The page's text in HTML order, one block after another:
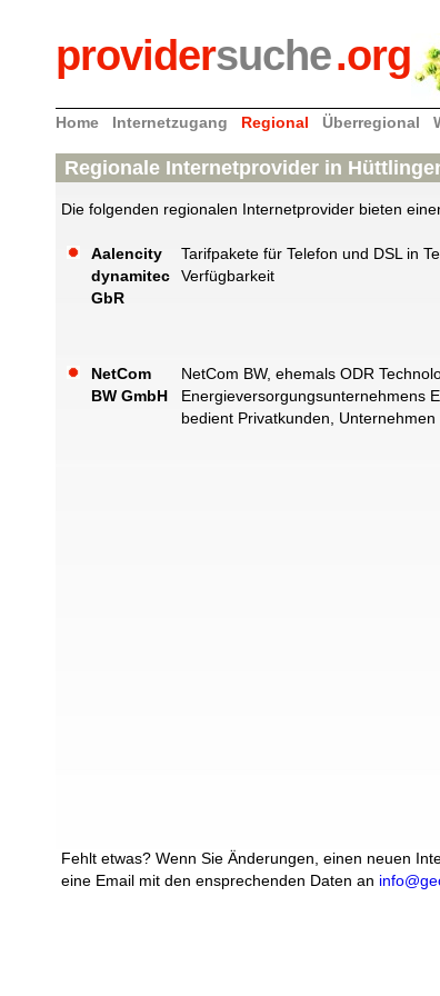
providersuche.org
Home Internetzugang Regional Überregional
Regionale Internetprovider in
Die folgenden regionalen Internetprovider bieten
Aalencity
dynamitec
GbR
Tarifpakete für Telefon und DSL in
Verfügbarkeit
NetCom
BW GmbH
NetCom BW, ehemals ODR
Energieversorgungsunternehmens
bedient Privatkunden,
Fehlt etwas? Wenn Sie Änderungen, einen neuen
eine Email mit den ensprechenden Daten an